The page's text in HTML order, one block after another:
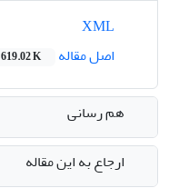
اصل مقاله
619.02 K
هم رسانی
ارجاع به این مقاله